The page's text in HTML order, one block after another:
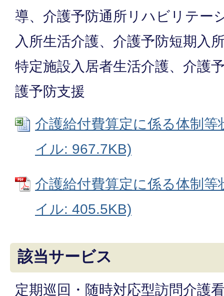
導、介護予防通所リハビリテー
入所生活介護、介護予防短期入
特定施設入居者生活介護、介護
護予防支援
介護給付費算定に係る体制
イル: 967.7KB)
介護給付費算定に係る体制
イル: 405.5KB)
該当サービス
定期巡回・随時対応型訪問介護